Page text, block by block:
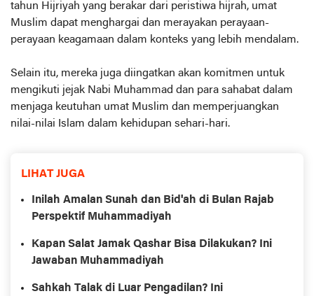
tahun Hijriyah yang berakar dari peristiwa hijrah, umat
Muslim dapat menghargai dan merayakan perayaan-
perayaan keagamaan dalam konteks yang lebih mendalam.
Selain itu, mereka juga diingatkan akan komitmen untuk
mengikuti jejak Nabi Muhammad dan para sahabat dalam
menjaga keutuhan umat Muslim dan memperjuangkan
nilai-nilai Islam dalam kehidupan sehari-hari.
LIHAT JUGA
Inilah Amalan Sunah dan Bid'ah di Bulan Rajab
Perspektif Muhammadiyah
Kapan Salat Jamak Qashar Bisa Dilakukan? Ini
Jawaban Muhammadiyah
Sahkah Talak di Luar Pengadilan? Ini